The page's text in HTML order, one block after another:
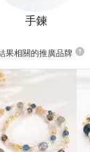
手鍊
果相關的推廣品牌